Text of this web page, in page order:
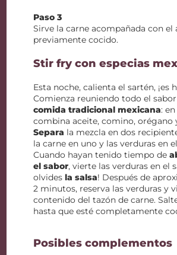
Paso 3
Sirve la carne acompañada con el
previamente cocido.
Stir fry con especias
Esta noche, calienta el sartén, ¡es
Comienza reuniendo todo el
comida tradicional mexicana:
combina aceite, comino, orégano
Separa la mezcla en dos
la carne en uno y las verduras en
Cuando hayan tenido tiempo de
el sabor, vierte las verduras en el
olvidesla salsa! Después de
2 minutos, reserva las verduras y
contenido del tazón de carne.
hasta que esté completamente
Posibles complementos